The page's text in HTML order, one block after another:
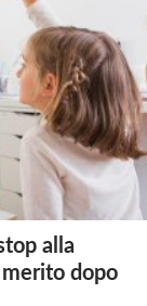
alla
dopo